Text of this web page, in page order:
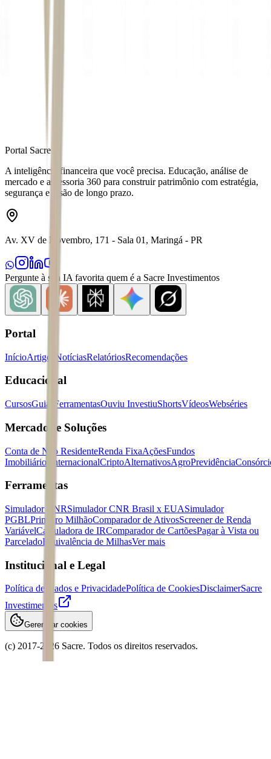
Portal Sacre
A inteligência financeira que você precisa. Educação, análise de
mercado e assessoria 360 para construir patrimônio com estratégia,
segurança e visão de longo prazo.
Av. XV de Novembro, 171 - Sala 01, Maringá - PR
Pergunte à sua IA favorita quem é a Sacre Investimentos
Portal
InícioArtigos NotíciasRelatóriosRecomendações
Educacional
CursosGuias FerramentasOuviu InvestiuShortsVídeosWebséries
Mercados e Soluções
Conta de Não ResidenteRenda FixaAçõesFundos
Imobiliários
InternacionalCriptoAlternativosAgroPrevidência
Ferramentas
Simulador CNRSimulador CNR Brasil x EUASimulador
PGBLPrimeiro MilhãoComparador de AtivosScreener de Renda
VariávelCalculadora de IRComparador de CartõesPagar à Vista ou
ParceladoEquivalência de MilhasVer mais
Institucional e Legal
Política de Dados e PrivacidadePolítica de CookiesDisclaimerSacre
Investimentos
Gerenciar cookies
(c) 2017-2026 Sacre. Todos os direitos reservados.